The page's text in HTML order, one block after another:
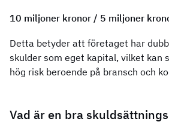
10 miljoner kronor / 5 miljoner
Detta betyder att företaget har
skulder som eget kapital, vilket kan
hög risk beroende på bransch och
Vad är en bra